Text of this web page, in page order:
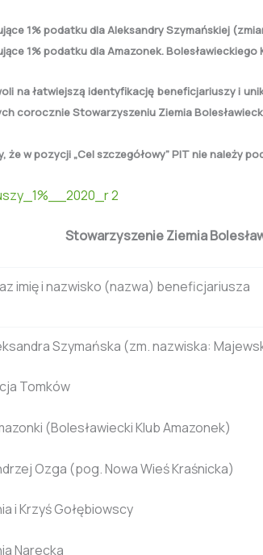
1% podatku dla Aleksandry Szymańskiej
1% podatku dla Amazonek. Bolesławieckiego
na łatwiejszą identyfikację beneficjariuszy i
corocznie Stowarzyszeniu Ziemia
że w pozycji „Cel szczegółowy” PIT nie należy
2
Stowarzyszenie Ziemia
imię i nazwisko (nazwa) beneficjariusza
Szymańska (zm. nazwiska:
Tomków
(Bolesławiecki Klub Amazonek)
Ozga (pog. Nowa Wieś Kraśnicka)
i Krzyś Gołębiowscy
Narecka